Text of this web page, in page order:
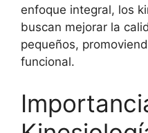
enfoque integral, los
buscan mejorar la
pequeños,
funcional.